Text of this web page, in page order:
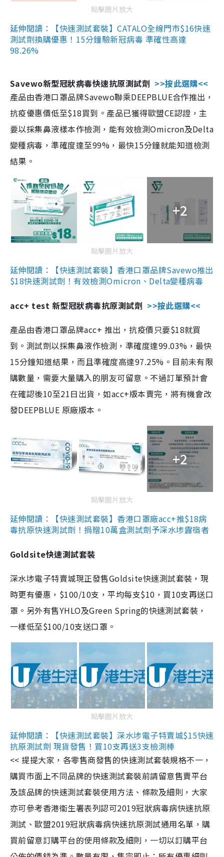
點擊圖片放大
延伸閱讀：【快速測試套裝】CATALO全線門市$16快速
測試劑換購優惠！15分鐘驗新冠病毒 準確性高達
98.26%
Savewo新型冠狀病毒快速抗原測試劑 >>按此選購<<
產品由香港口罩品牌Savewo聯乘DEEPBLUE合作推出，
抗疫優惠價低至$18買到。產品已獲得歐盟CE認證，主
要以採集鼻液樣本作檢測，能有效檢測Omicron及Delta
變種病毒，準確度達至99%，最快15分鐘就能知道檢測
結果。
+2
點擊圖片放大
延伸閱讀：【快速測試套裝】香港口罩品牌Savewo推出
$18快速測試劑！有效檢測Omicron、Delta變種病毒
acc+ test 新型冠狀病毒抗原測試劑 >>按此選購<<
產品由香港口罩品牌acc+ 推出，抗疫價只要$18就買
到。測試劑以採集鼻液作檢測，準確度達99.03%，最快
15分鐘知道結果，而且準確度高達97.25%。目前未有限
購數量，需要大量購入的朋友可留意。不過訂單預計會
在確認後10至21日出貨，如acc+版本賣完，將有機會改
發DEEPBLUE 原廠版本。
+2
點擊圖片放大
延伸閱讀：【快速測試套裝】香港口罩廠acc+推$18病
毒抗原快速測試劑！捐贈10萬盒測試劑予深水埗露宿者
Goldsite快速測試套裝
深水埗電子特賣城現正發售Goldsite快速測試套裝，現
時更有優惠，$100/10支，平均每支$10，買10支再送口
罩。另外有售YHLO及Green Spring的快速測試套裝，
一樣低至$100/10支送口罩。
點擊圖片放大
延伸閱讀：【快速測試套裝】深水埗電子特賣城$15快速
抗原測試劑 現貨發售！買10支再送3支檢測棒
<< 提提大家，各零售商發售的快速測試套裝規格不一，
購買市面上不同品牌的快速測試套裝前請留意售賣平台
及該品牌的快速測試套裝使用方法、條款及細則，大家
亦可參考香港衞生署表列認可2019冠狀病毒病快速抗原
測試、歐盟2019冠狀病毒病快速抗原測試通用名單，購
買前留意訂購平台的使用條款及細則，一切以訂購平台